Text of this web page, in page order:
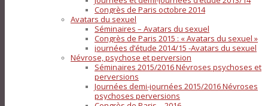
Congrès de Paris octobre 2014
Avatars du sexuel
Séminaires – Avatars du sexuel
Congrès de Paris 2015 : « Avatars du sexuel »
journées d’étude 2014/15 -Avatars du sexuel
Névrose, psychose et perversion
Séminaires 2015/2016 Névroses psychoses et
perversions
Journées demi-journées 2015/2016 Névroses
psychoses perversions